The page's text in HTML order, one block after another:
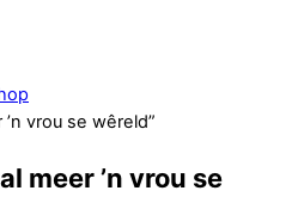
meer ’n vrou se